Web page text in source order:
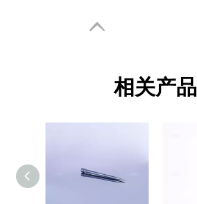
相关产品